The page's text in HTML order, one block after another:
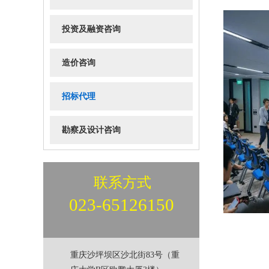
投资及融资咨询
造价咨询
招标代理
勘察及设计咨询
联系方式
023-65126150
重庆沙坪坝区沙北街83号（重